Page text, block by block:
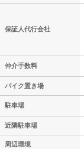
保証人代行会社
仲介手数料
バイク置き場
駐車場
近隣駐車場
周辺環境